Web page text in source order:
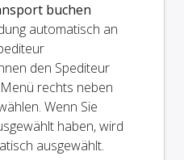
buchen
automatisch an
den Spediteur
rechts neben
Wenn Sie
haben, wird
ausgewählt.